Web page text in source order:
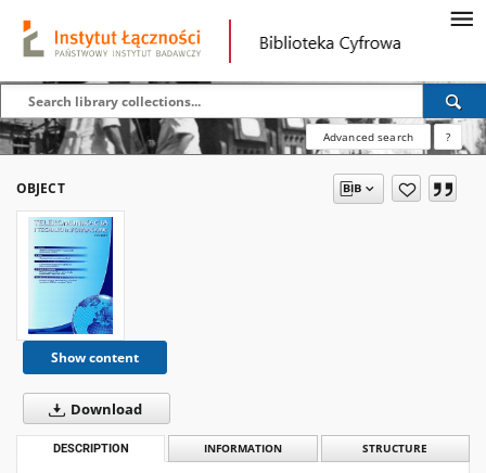
Advanced search ?
OBJECT
Show content
Download
DESCRIPTION INFORMATION STRUCTURE